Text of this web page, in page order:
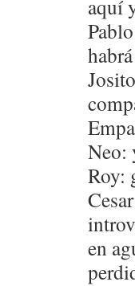
aquí
Neo:
Roy:
en